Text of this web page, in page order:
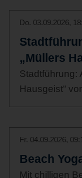
Do. 03.09.2026,
„Müllers
Stadtführung:
Hausgeist“
Fr. 04.09.2026,
Beach
Mit chilligen